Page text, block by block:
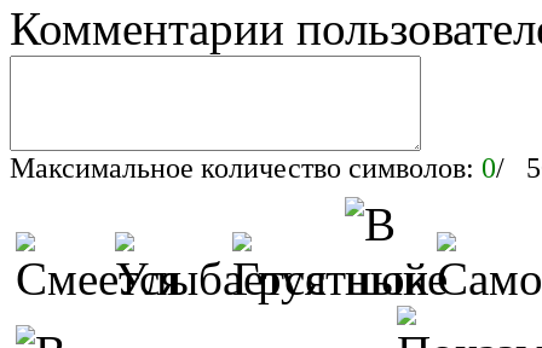
Комментарии
Максимальное количество символов: 0/